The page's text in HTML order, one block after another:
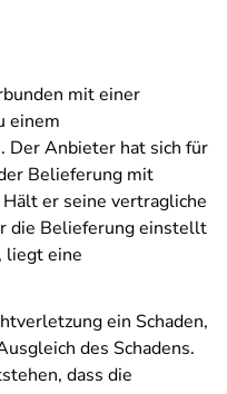
mit einer
einem
Der Anbieter hat sich für
Belieferung mit
er seine vertragliche
die Belieferung einstellt
liegt eine
ein Schaden,
des Schadens.
dass die